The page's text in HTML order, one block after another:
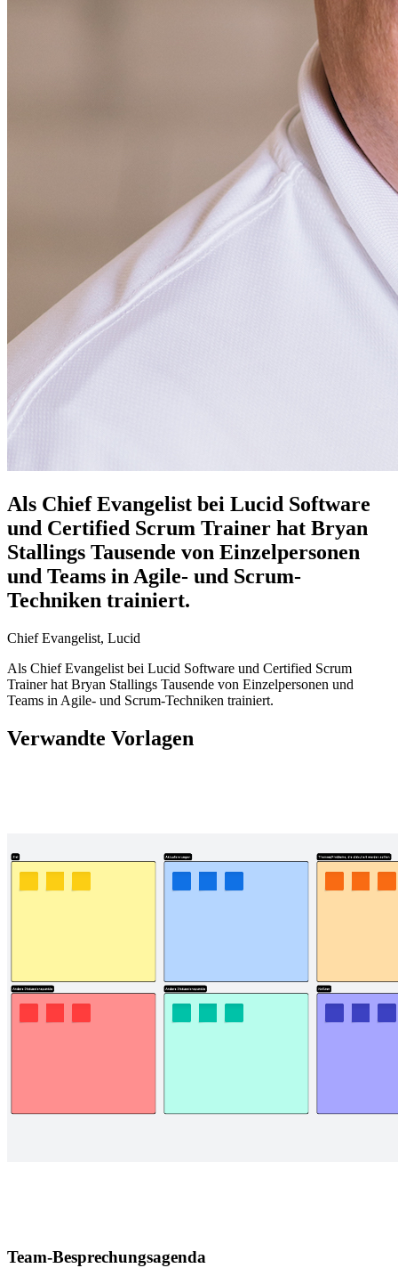
Als Chief Evangelist bei Lucid Software
und Certified Scrum Trainer hat Bryan
Stallings Tausende von Einzelpersonen
und Teams in Agile- und Scrum-
Techniken trainiert.
Chief Evangelist, Lucid
Als Chief Evangelist bei Lucid Software und Certified Scrum
Trainer hat Bryan Stallings Tausende von Einzelpersonen und
Teams in Agile- und Scrum-Techniken trainiert.
Verwandte Vorlagen
Team-Besprechungsagenda